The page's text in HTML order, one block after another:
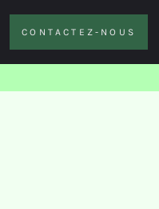
CONTACTEZ-NOUS